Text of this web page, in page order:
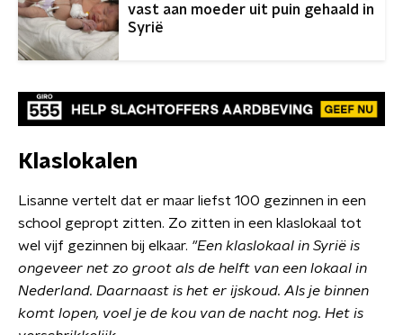
vast aan moeder uit puin gehaald in
Syrië
Klaslokalen
Lisanne vertelt dat er maar liefst 100 gezinnen in een
school gepropt zitten. Zo zitten in een klaslokaal tot
wel vijf gezinnen bij elkaar. "Een klaslokaal in Syrië is
ongeveer net zo groot als de helft van een lokaal in
Nederland. Daarnaast is het er ijskoud. Als je binnen
komt lopen, voel je de kou van de nacht nog. Het is